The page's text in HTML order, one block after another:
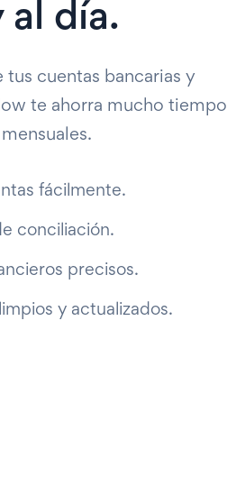
al día.
cuentas bancarias y
te ahorra mucho tiempo
fácilmente.
conciliación.
precisos.
y actualizados.